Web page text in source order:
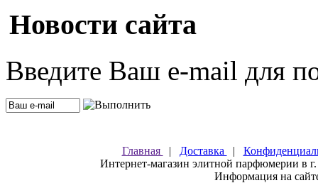
Новости сайта
Введите Ваш e-mail для
Главная | Доставка |
Интернет-магазин элитной парфюмерии в
Информация на